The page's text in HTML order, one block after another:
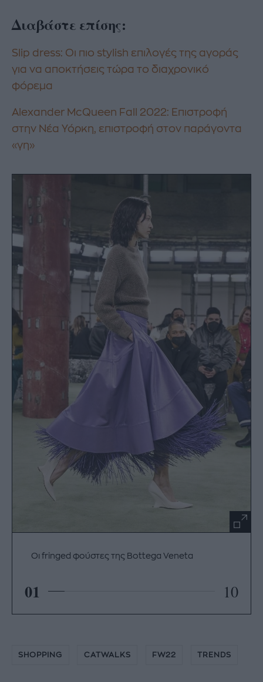
Διαβάστε επίσης:
Slip dress: Οι πιο stylish επιλογές της αγοράς
για να αποκτήσεις τώρα το διαχρονικό
φόρεμα
Alexander McQueen Fall 2022: Επιστροφή
στην Νέα Υόρκη, επιστροφή στον παράγοντα
«γη»
Οι fringed φούστες της Bottega Veneta
01 10
SHOPPING CATWALKS FW22 TRENDS